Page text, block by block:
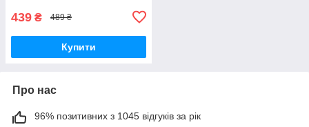
439 ₴ 489 ₴
Купити
Про нас
96% позитивних з 1045 відгуків за рік